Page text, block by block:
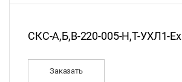
СКС-А,Б,В-220-005-Н,Т-УХЛ1-Ex
Заказать